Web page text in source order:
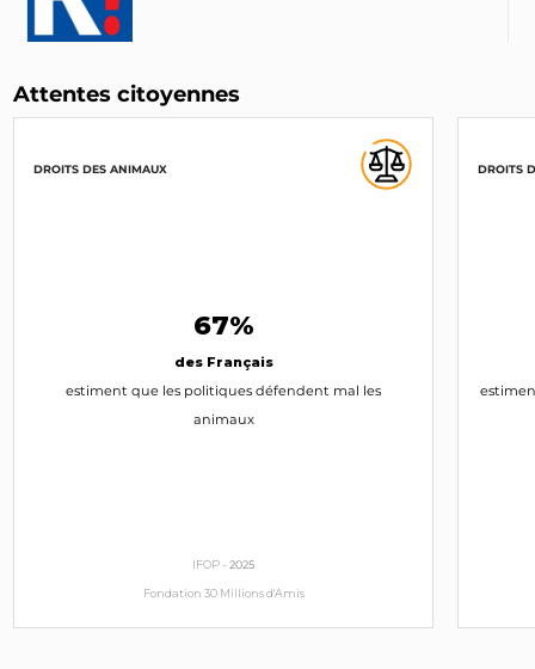
UPR
Attentes citoyennes
DROITS DES ANIMAUX
67%
des Français
estiment que les politiques défendent mal les
animaux
IFOP -2025
Fondation 30 Millions d'Amis
DROITS